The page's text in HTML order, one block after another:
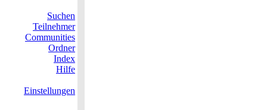
Suchen
Teilnehmer
Communities
Ordner
Index
Hilfe
Einstellungen